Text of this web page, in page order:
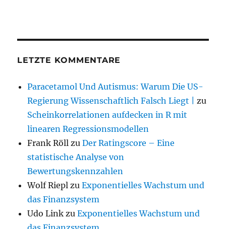
LETZTE KOMMENTARE
Paracetamol Und Autismus: Warum Die US-
Regierung Wissenschaftlich Falsch Liegt |
zu
Scheinkorrelationen aufdecken in R mit
linearen Regressionsmodellen
Frank Röll zuDer Ratingscore – Eine
statistische Analyse von
Bewertungskennzahlen
Wolf Riepl zuExponentielles Wachstum und
das Finanzsystem
Udo Link zuExponentielles Wachstum und